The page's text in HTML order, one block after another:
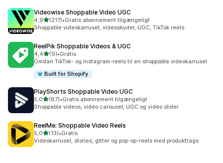
Videowise Shoppable Video UGC
4,9ud af 5 stjerner
(217)
217 anmeldelser i alt
•Gratis abonnement tilgængeligt
Shoppable videokarrusel, videoskyder, UGC, TikTok reels.
ReelPik Shoppable Videos & UGC
4,4ud af 5 stjerner
(9)
9 anmeldelser i alt
•Gratis
Omdan TikTok- og Instagram-reels til en shoppable videokarrusel
Built for Shopify
PlayShorts Shoppable Video UGC
5,0ud af 5 stjerner
(87)
87 anmeldelser i alt
•Gratis abonnement tilgængeligt
Shoppable videos, video carousel, UGC og video slider
ReelMe: Shoppable Video Reels
5,0ud af 5 stjerner
(13)
13 anmeldelser i alt
•Gratis
Videokarrusel, stories, gitter og pop-op-reels med produkttags